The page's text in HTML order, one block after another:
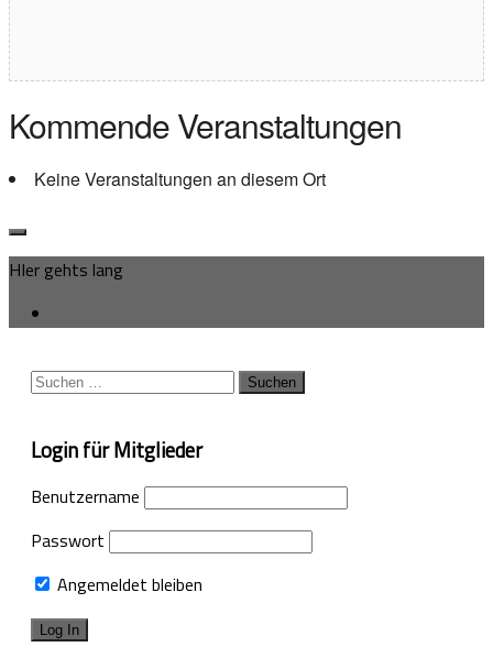
Kommende Veranstaltungen
Keine Veranstaltungen an diesem Ort
HIer gehts lang
Suchen
Login für Mitglieder
Benutzername
Passwort
Angemeldet bleiben